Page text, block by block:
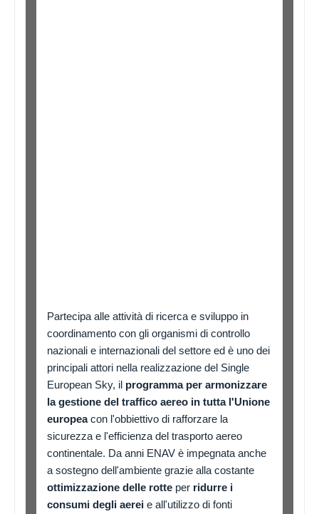
ADS
Partecipa alle attività di ricerca e sviluppo in
coordinamento con gli organismi di controllo
nazionali e internazionali del settore ed è uno dei
principali attori nella realizzazione del Single
European Sky, il programma per armonizzare
la gestione del traffico aereo in tutta l'Unione
europeacon l'obbiettivo di rafforzare la
sicurezza e l'efficienza del trasporto aereo
continentale. Da anni ENAV è impegnata anche
a sostegno dell'ambiente grazie alla costante
ottimizzazione delle rotte per ridurre i
consumi degli aerei e all'utilizzo di fonti